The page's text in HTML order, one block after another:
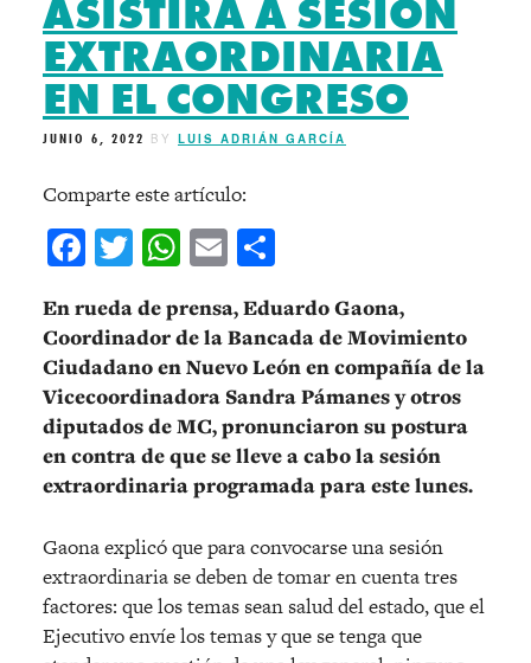
ASISTIRÁ A SESIÓN
EXTRAORDINARIA
EN EL CONGRESO
JUNIO 6, 2022 BY LUIS ADRIÁN GARCÍA
Comparte este artículo:
Facebook
Twitter
WhatsApp
Email
En rueda de prensa, Eduardo Gaona,
Coordinador de la Bancada de Movimiento
Ciudadano en Nuevo León en compañía de la
Vicecoordinadora Sandra Pámanes y otros
diputados de MC, pronunciaron su postura
en contra de que se lleve a cabo la sesión
extraordinaria programada para este lunes.
Gaona explicó que para convocarse una sesión
extraordinaria se deben de tomar en cuenta tres
factores: que los temas sean salud del estado, que el
Ejecutivo envíe los temas y que se tenga que